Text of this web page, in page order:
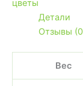
цветы
Детали
Отзывы
Вес